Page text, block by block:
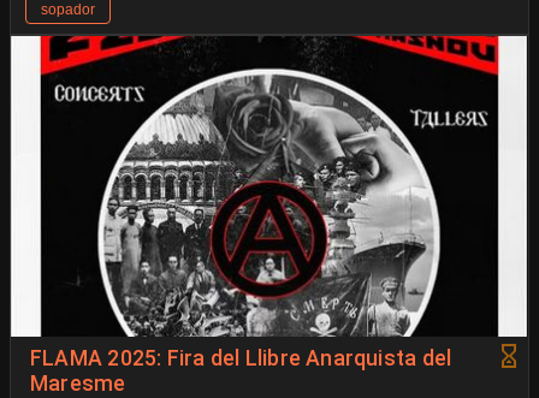
sopador
FLAMA 2025: Fira del Llibre Anarquista del
Maresme